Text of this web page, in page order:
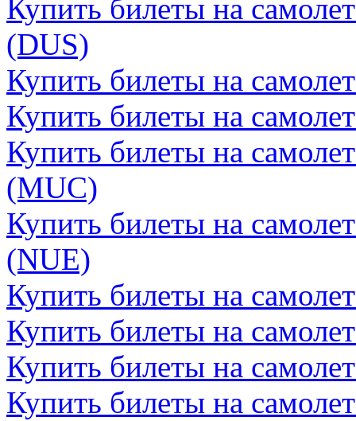
Купить билеты на
(DUS)
Купить билеты на
Купить билеты на
Купить билеты на
(MUC)
Купить билеты на
(NUE)
Купить билеты на
Купить билеты на
Купить билеты на
Купить билеты на